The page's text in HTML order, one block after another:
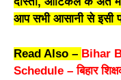
आप सभी आसानी से इसी
Read Also – Bihar
Schedule – बिहार